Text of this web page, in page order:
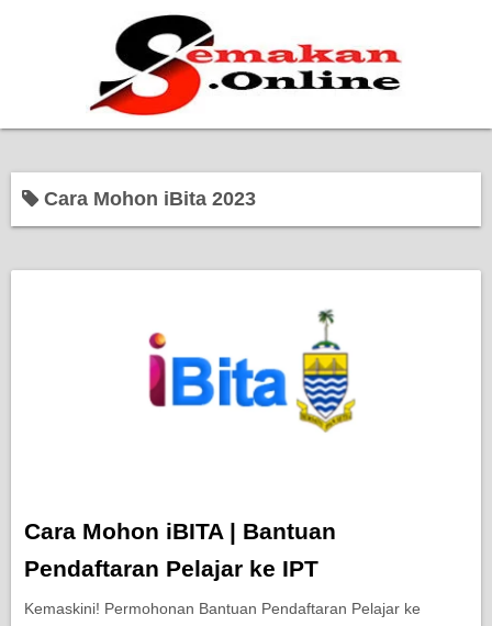
Bantuan Kerajaan
Kerja Kosong Terkini
Cara Mohon iBita 2023
Cara Mohon iBITA | Bantuan
Pendaftaran Pelajar ke IPT
Kemaskini! Permohonan Bantuan Pendaftaran Pelajar ke